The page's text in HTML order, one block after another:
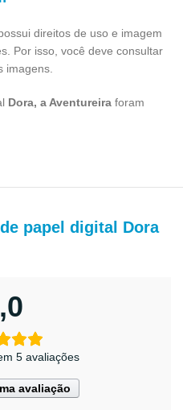
direitos de uso e imagem
Por isso, você deve consultar
imagens.
Dora, a Aventureira foram
papel digital Dora
5 avaliações
avaliação